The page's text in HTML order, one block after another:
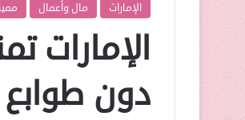
الإمارات مال وأعمال مميز
الإمارات
دون طوابع